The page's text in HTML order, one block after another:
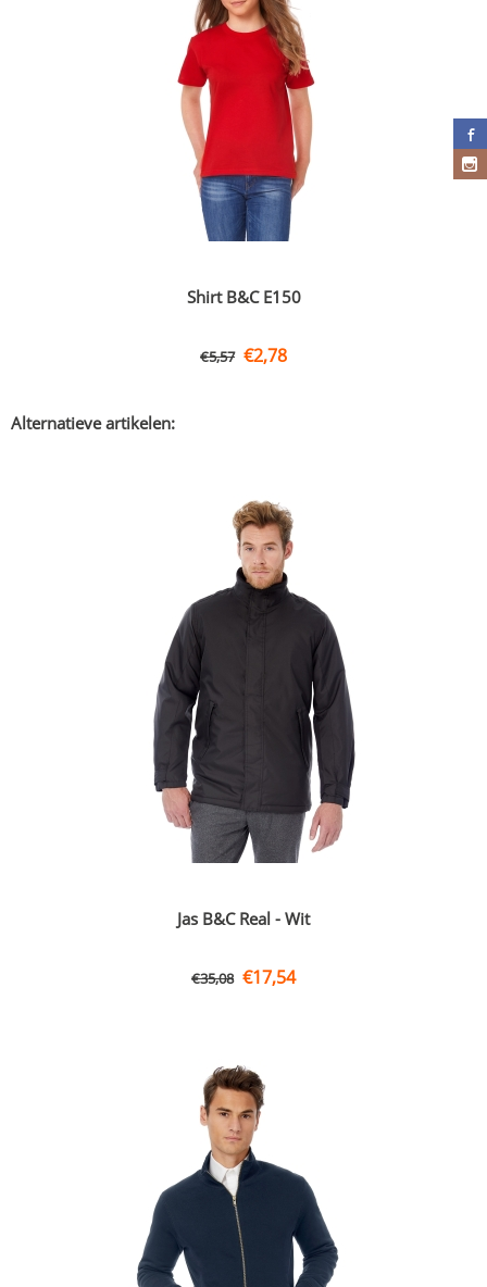
Shirt B&C E150
€5,57 €2,78
Alternatieve artikelen:
Jas B&C Real - Wit
€35,08 €17,54